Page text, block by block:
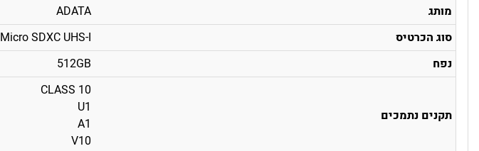
מותג
ADATA
סוג הכרטיס
Micro SDXC UHS-I
נפח
512GB
תקנים נתמכים
CLASS 10
U1
A1
V10